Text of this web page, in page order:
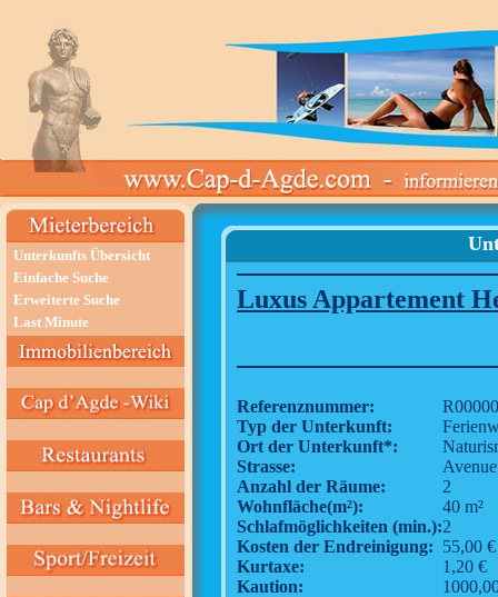
Unterkunfts Übersicht
Einfache Suche
Erweiterte Suche
Last Minute
Luxus Appartement
Referenznummer:
Typ der Unterkunft:
Ort der Unterkunft*:
Strasse:
Anzahl der Räume:
2
Wohnfläche(m²):
40 m²
Schlafmöglichkeiten (min.):2
Kosten der Endreinigung: 55,00 €
Kurtaxe:
1,20 €
Kaution: